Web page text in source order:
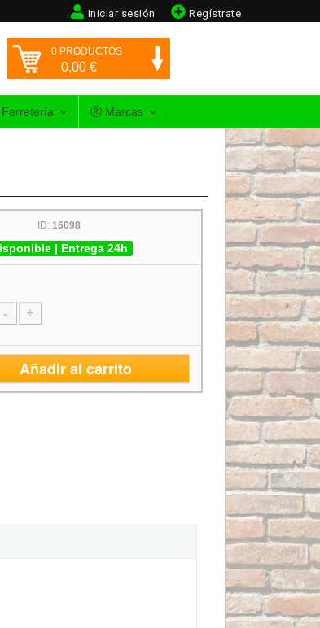
Regístrate
Iniciar sesión
0 PRODUCTOS
0,00 €
Marcas
ID: 16098
| Entrega 24h
- +
Añadir al carrito